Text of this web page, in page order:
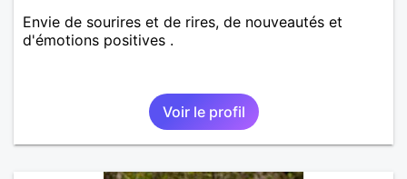
Envie de sourires et de rires, de nouveautés et
d'émotions positives .
Voir le profil